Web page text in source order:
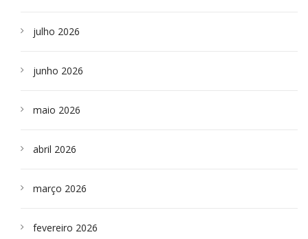
julho 2026
junho 2026
maio 2026
abril 2026
março 2026
fevereiro 2026